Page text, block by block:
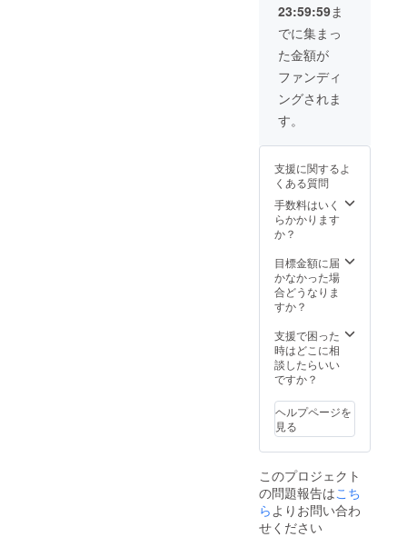
日 3時間程度を
予定しておりま
す。 申込み確
認後9月中旬を目
途にスクール開
催日程を相談さ
せていただきま
す。 ※ニック
ネームでのご参
加でも掲載可能
です。 ※出張旅
費・交通費につ
いては別途申し
受けます。
絡させていただ
きます。 ※商品
名での掲載も可
能です。 ※画像
について 推奨
サイズは横400×
縦200pxです。
比率は2:1にす
ると綺麗に表示
されます。 掲
載できる画像は1
枚になります。
※掲載期間は
2022年10月から
1年間です。
23:59:59ま
でに集まっ
た金額が
ファンディ
ングされま
す。
支援に関するよ
くある質問
手数料はいく
らかかります
か？
目標金額に届
かなかった場
合どうなりま
すか？
支援で困った
時はどこに相
談したらいい
ですか？
ヘルプページを
見る
このプロジェクト
の問題報告はこち
ら よりお問い合わ
せください